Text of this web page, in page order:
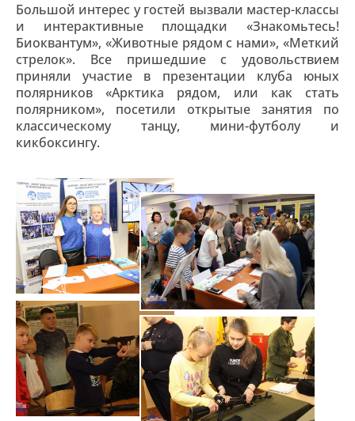
Большой интерес у гостей вызвали мастер-классы
и интерактивные площадки «Знакомьтесь!
Биоквантум», «Животные рядом с нами», «Меткий
стрелок». Все пришедшие с удовольствием
приняли участие в презентации клуба юных
полярников «Арктика рядом, или как стать
полярником», посетили открытые занятия по
классическому танцу, мини-футболу и
кикбоксингу.